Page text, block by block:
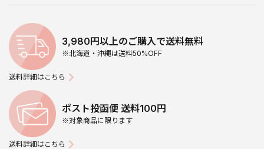
3,980円以上のご購入で送料無料
※北海道・沖縄は送料50%OFF
送料詳細はこちら
ポスト投函便 送料100円
※対象商品に限ります
送料詳細はこちら